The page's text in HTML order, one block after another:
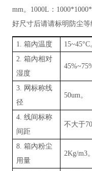
mm。 1000L：
好尺寸后请请标明防尘等
1. 箱內温度 15~45°C
2. 箱內相对
湿度
3. 网标称线
径
50um。
4. 线间标称
间距
不大于
8. 箱內粉尘
用量
2Kg/m3。